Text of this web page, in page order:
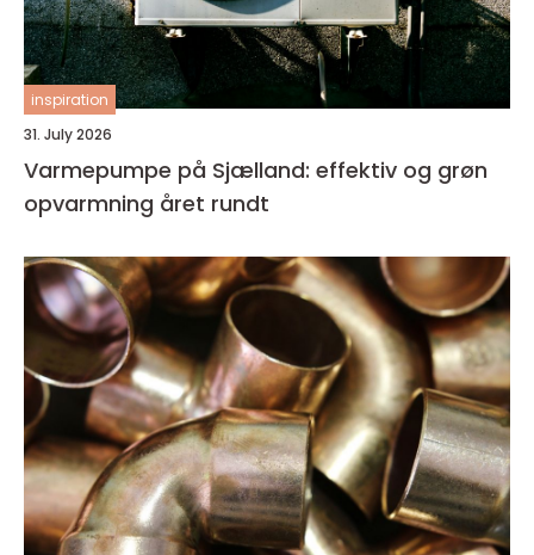
inspiration
31. July 2026
Varmepumpe på Sjælland: effektiv og grøn
opvarmning året rundt